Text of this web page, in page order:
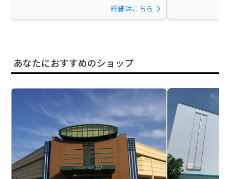
詳細はこちら
あなたにおすすめのショップ